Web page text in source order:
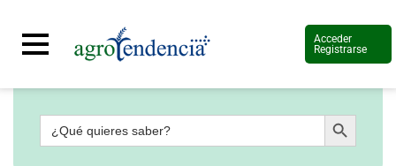
Acceder
Registrarse
Señal
en
Buscar: Botón de búsqueda